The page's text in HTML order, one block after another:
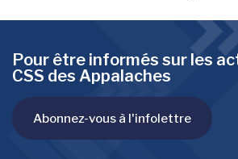
Pour être informés sur les
CSS des Appalaches
Abonnez-vous à l'infolettre